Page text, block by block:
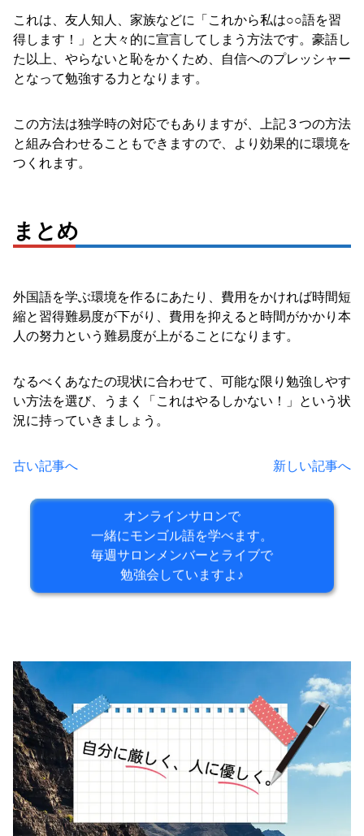
これは、友人知人、家族などに「これから私は○○語を習
得します！」と大々的に宣言してしまう方法です。豪語し
た以上、やらないと恥をかくため、自信へのプレッシャー
となって勉強する力となります。
この方法は独学時の対応でもありますが、上記３つの方法
と組み合わせることもできますので、より効果的に環境を
つくれます。
まとめ
外国語を学ぶ環境を作るにあたり、費用をかければ時間短
縮と習得難易度が下がり、費用を抑えると時間がかかり本
人の努力という難易度が上がることになります。
なるべくあなたの現状に合わせて、可能な限り勉強しやす
い方法を選び、うまく「これはやるしかない！」という状
況に持っていきましょう。
古い記事へ 新しい記事へ
オンラインサロンで
一緒にモンゴル語を学べます。
毎週サロンメンバーとライブで
勉強会していますよ♪